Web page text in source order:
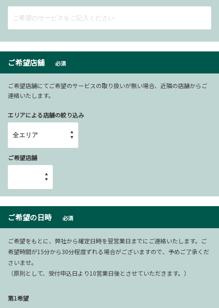
ご希望店舗 必須
ご希望店舗にてご希望のサービスの取り扱いが無い場合、近隣の店舗からご
連絡いたします。
エリアによる店舗の絞り込み
ご希望店舗
ご希望の日時 必須
ご希望をもとに、弊社から確定日時を翌営業日までにご連絡いたします。ご
希望時間が15分から30分程度ずれる場合がございますので、予めご了承くだ
さいませ。
（原則として、受付申込日より10営業日後とさせていただきます。）
第1希望